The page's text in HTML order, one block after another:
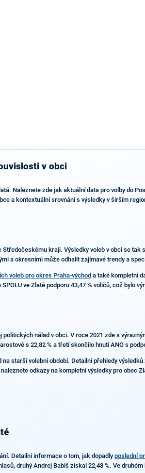
v obci
Naleznete zde jak aktuální data pro volby do
a kontextuální srovnání s výsledky v širším
kraji. Výsledky voleb v obci se
a okresními může odhalit zajímavé trendy a
voleb pro okres Praha-východ a také kompletní
ve Zlaté podporu 43,47 % voličů, což bylo
nálad v obci. V roce 2021 zde s
s 22,82 % a třetí skončilo hnutí ANO s
starší volební období. Detailní přehledy
odkazy na kompletní výsledky pro obec
Detailní informace o tom, jak dopadly poslední
druhý Andrej Babiš získal 22,48 %. Ve